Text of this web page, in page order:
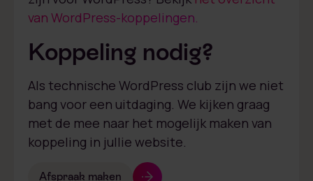
van WordPress-koppelingen.
Koppeling nodig?
Als technische WordPress club zijn we niet
bang voor een uitdaging. We kijken graag
met de mee naar het mogelijk maken van
koppeling in jullie website.
Afspraak maken